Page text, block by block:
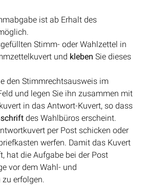
ist ab Erhalt des
Stimm- oder Wahlzettel in
und kleben Sie dieses
den Stimmrechtsausweis im
und legen Sie ihn zusammen mit
in das Antwort-Kuvert, so dass
des Wahlbüros erscheint.
per Post schicken oder
werfen. Damit das Kuvert
hat die Aufgabe bei der Post
vor dem Wahl- und
erfolgen.